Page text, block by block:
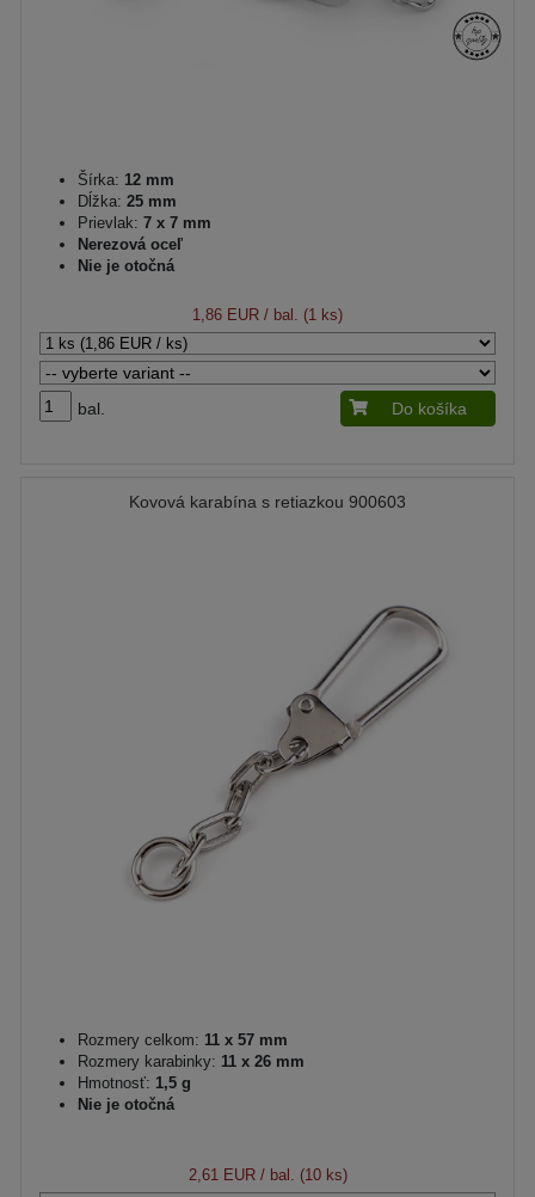
Šírka: 12 mm
Dĺžka: 25 mm
Prievlak: 7 x 7 mm
Nerezová oceľ
Nie je otočná
1,86 EUR / bal. (1 ks)
bal. Do košíka
Kovová karabína s retiazkou 900603
Rozmery celkom: 11 x 57 mm
Rozmery karabinky: 11 x 26 mm
Hmotnosť: 1,5 g
Nie je otočná
2,61 EUR/ bal. (10 ks)